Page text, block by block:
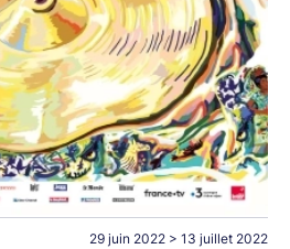
29 juin 2022 > 13 juillet 2022